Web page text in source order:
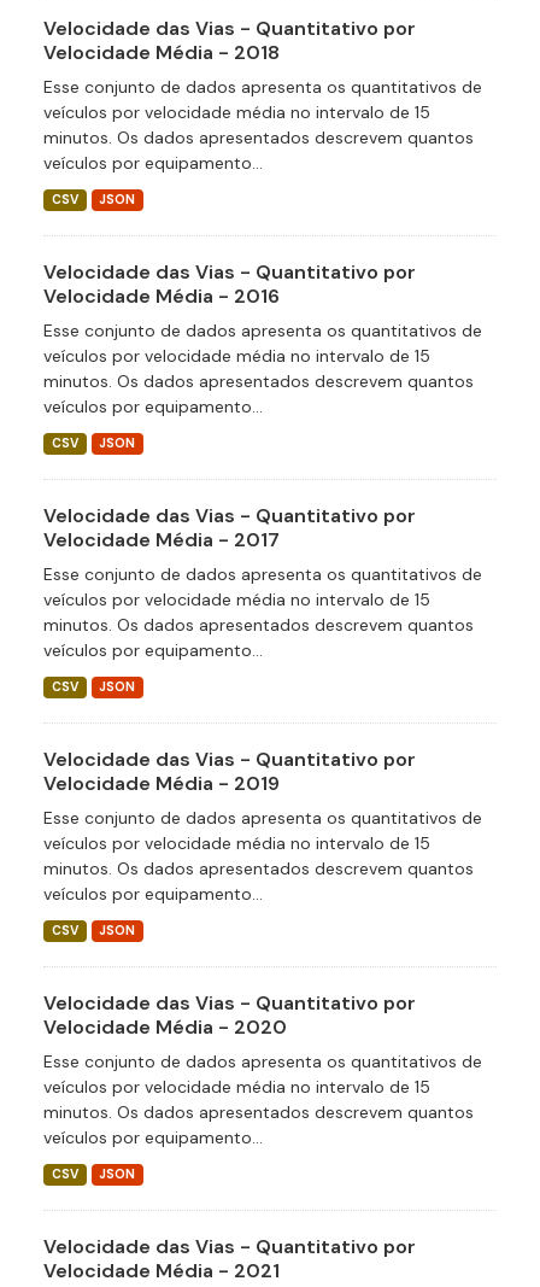
Velocidade das Vias - Quantitativo por
Velocidade Média - 2018
Esse conjunto de dados apresenta os quantitativos de
veículos por velocidade média no intervalo de 15
minutos. Os dados apresentados descrevem quantos
veículos por equipamento...
CSV JSON
Velocidade das Vias - Quantitativo por
Velocidade Média - 2016
Esse conjunto de dados apresenta os quantitativos de
veículos por velocidade média no intervalo de 15
minutos. Os dados apresentados descrevem quantos
veículos por equipamento...
CSV JSON
Velocidade das Vias - Quantitativo por
Velocidade Média - 2017
Esse conjunto de dados apresenta os quantitativos de
veículos por velocidade média no intervalo de 15
minutos. Os dados apresentados descrevem quantos
veículos por equipamento...
CSV JSON
Velocidade das Vias - Quantitativo por
Velocidade Média - 2019
Esse conjunto de dados apresenta os quantitativos de
veículos por velocidade média no intervalo de 15
minutos. Os dados apresentados descrevem quantos
veículos por equipamento...
CSV JSON
Velocidade das Vias - Quantitativo por
Velocidade Média - 2020
Esse conjunto de dados apresenta os quantitativos de
veículos por velocidade média no intervalo de 15
minutos. Os dados apresentados descrevem quantos
veículos por equipamento...
CSV JSON
Velocidade das Vias - Quantitativo por
Velocidade Média - 2021